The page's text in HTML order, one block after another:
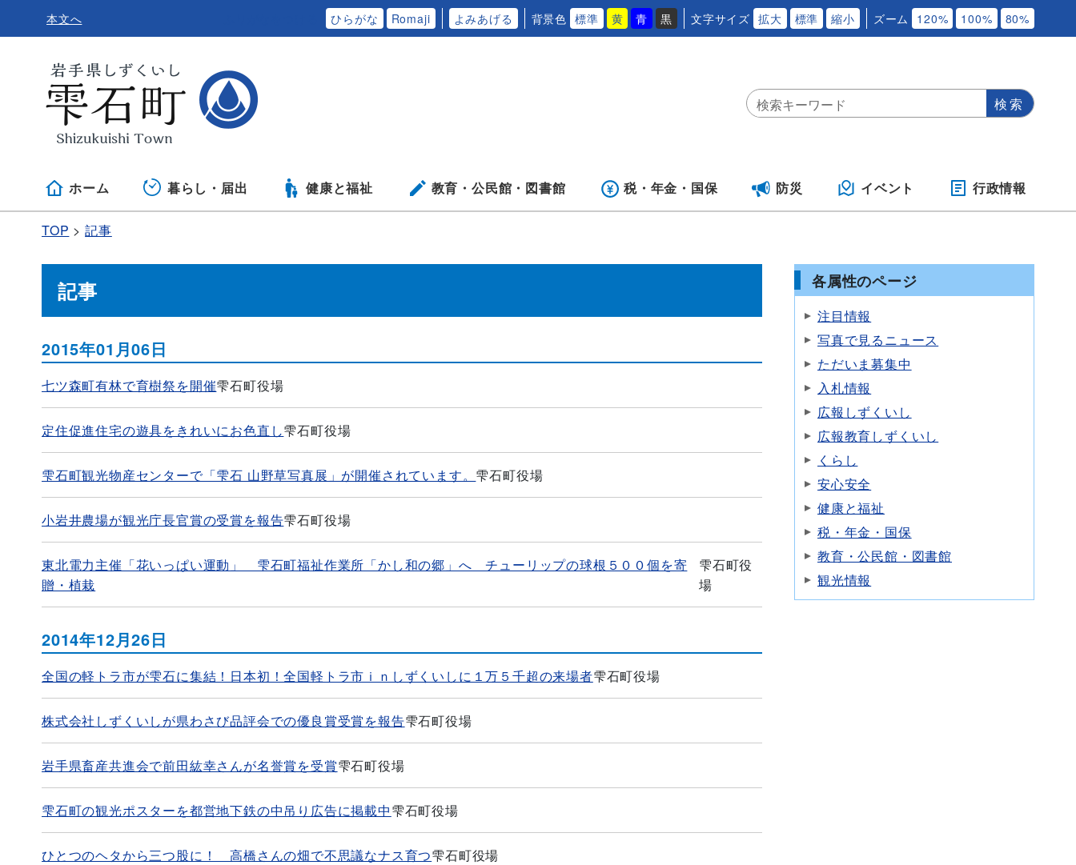
本文へ ひらがな Romaji よみあげる 背景色 標準 黄 青 黒 文字サイズ 拡大 標準 縮小 ズーム 120% 100% 80%
ホーム 暮らし・届出 健康と福祉 教育・公民館・ 図書館 税・年金・ 国保 防災 イベント 行政情報
TOP 記事
記事
2015年01月06日
七ツ森町有林で育樹祭を開催雫石町役場
定住促進住宅の遊具をきれいにお色直し雫石町役場
雫石町観光物産センターで「雫石 山野草写真展」が開催されています。 雫石町役場
小岩井農場が観光庁長官賞の受賞を報告雫石町役場
東北電力主催「花いっぱい運動」 雫石町福祉作業所「かし和の郷」へ チューリップの球根５００個を寄
贈・植栽
雫石町役
場
2014年12月26日
全国の軽トラ市が雫石に集結！日本初！全国軽トラ市ｉｎしずくいしに１万５千超の来場者雫石町役場
株式会社しずくいしが県わさび品評会での優良賞受賞を報告雫石町役場
岩手県畜産共進会で前田紘幸さんが名誉賞を受賞雫石町役場
雫石町の観光ポスターを都営地下鉄の中吊り広告に掲載中雫石町役場
ひとつのヘタから三つ股に！ 高橋さんの畑で不思議なナス育つ雫石町役場
各属性のページ
注目情報
写真で見るニュース
ただいま募集中
入札情報
広報しずくいし
広報教育しずくいし
くらし
安心安全
健康と福祉
税・年金・国保
教育・公民館・図書館
観光情報